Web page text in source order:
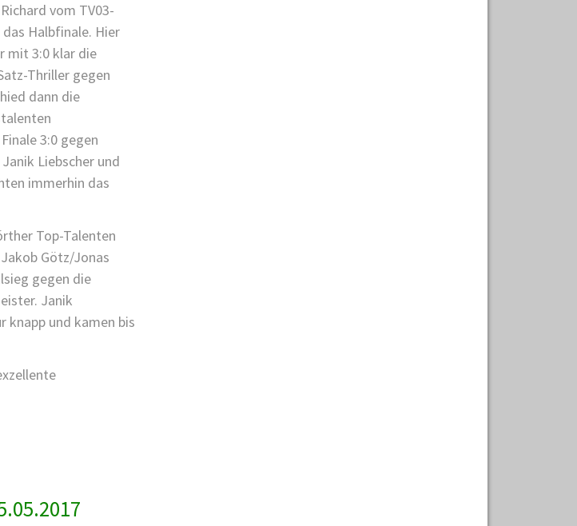
vom TV03-
Halbfinale. Hier
mit 3:0 klar die
Thriller gegen
dann die
3:0 gegen
Liebscher und
immerhin das
Top-Talenten
Götz/Jonas
gegen die
Janik
knapp und kamen bis